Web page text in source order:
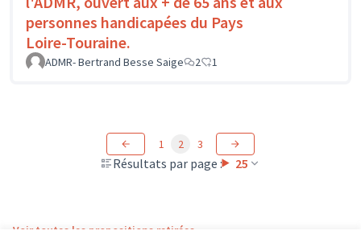
personnes handicapées du Pays
Loire-Touraine.
ADMR- Bertrand Besse Saige 2 1
Résultats par page : 25
1 2 3
Voir toutes les propositions retirées